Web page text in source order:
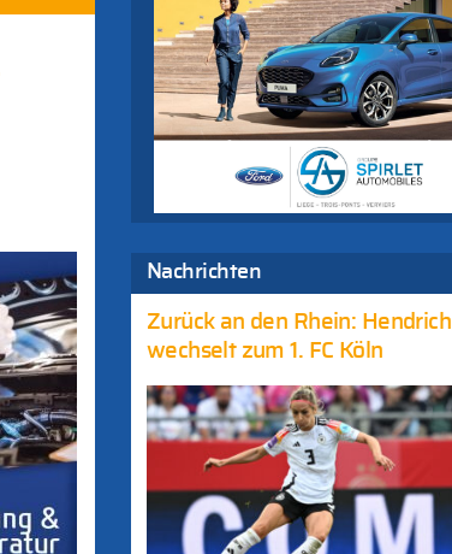
Nachrichten
Zurück an den Rhein: Hendrich
wechselt zum 1. FC Köln